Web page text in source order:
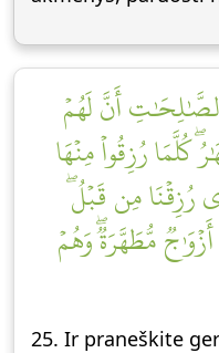
ٱلصَّٰلِحَٰتِ أَنَّ لَهُمۡ
رُزِقُواْ مِنۡهَا
رُزِقۡنَا مِن قَبۡلُۖ
أَزۡوَٰجٞ مُّطَهَّرَةٞۖ وَهُمۡ
25. Ir praneškite